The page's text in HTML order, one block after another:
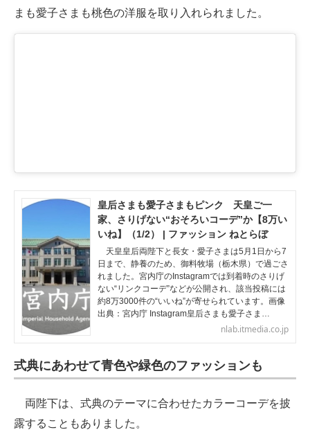
まも愛子さまも桃色の洋服を取り入れられました。
皇后さまも愛子さまもピンク 天皇ご一
家、さりげない“おそろいコーデ”か【8万い
いね】（1/2） | ファッション ねとらぼ
天皇皇后両陛下と長女・愛子さまは5月1日から7
日まで、静養のため、御料牧場（栃木県）で過ごさ
れました。宮内庁のInstagramでは到着時のさりげ
ない“リンクコーデ”などが公開され、該当投稿には
約8万3000件の“いいね”が寄せられています。画像
出典：宮内庁 Instagram皇后さまも愛子さま…
nlab.itmedia.co.jp
式典にあわせて青色や緑色のファッションも
両陛下は、式典のテーマに合わせたカラーコーデを披
露することもありました。